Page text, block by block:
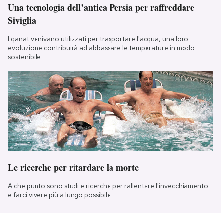
Una tecnologia dell’antica Persia per raffreddare
Siviglia
I qanat venivano utilizzati per trasportare l'acqua, una loro
evoluzione contribuirà ad abbassare le temperature in modo
sostenibile
Le ricerche per ritardare la morte
A che punto sono studi e ricerche per rallentare l'invecchiamento
e farci vivere più a lungo possibile